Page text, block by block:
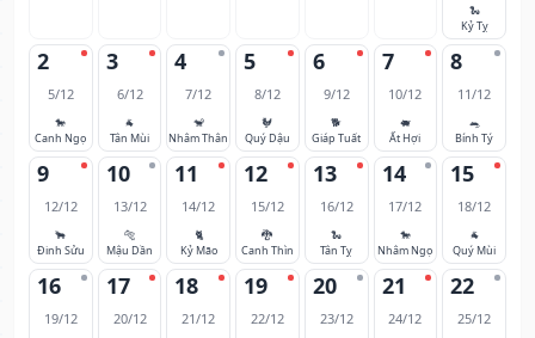
🐍
Kỷ Tỵ
2
5/12
🐎
Canh Ngọ
3
6/12
🐐
Tân Mùi
4
7/12
🐒
Nhâm Thân
5
8/12
🐓
Quý Dậu
6
9/12
🐕
Giáp Tuất
7
10/12
🐖
Ất Hợi
8
11/12
🐀
Bính Tý
9
12/12
🐂
Đinh Sửu
10
13/12
🐅
Mậu Dần
11
14/12
🐈
Kỷ Mão
12
15/12
🐉
Canh Thìn
13
16/12
🐍
Tân Tỵ
14
17/12
🐎
Nhâm Ngọ
15
18/12
🐐
Quý Mùi
16
19/12
17
20/12
18
21/12
19
22/12
20
23/12
21
24/12
22
25/12